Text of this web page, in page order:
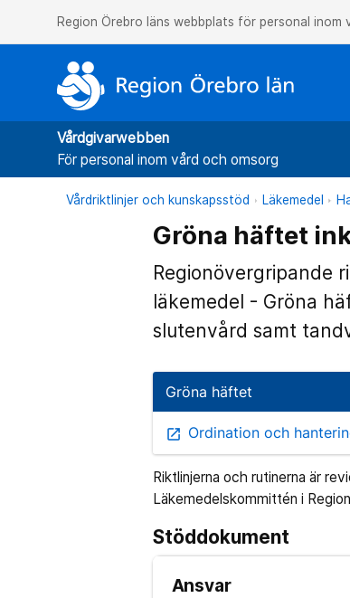
Region Örebro läns webbplats för personal inom
Vårdgivarwebben
För personal inom vård och omsorg
Vårdriktlinjer och kunskapsstöd Läkemedel
Gröna häftet
Regionövergripande
läkemedel - Gröna
slutenvård samt
Gröna häftet
open_in_new Ordination och
Riktlinjerna och rutinerna är
Läkemedelskommittén i
Stöddokument
Ansvar